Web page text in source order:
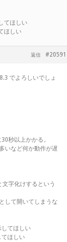
てほしい
ほしい
#20591
返信
でよろしいでしょ
秒以上かかる。
いなど何か動作が遅
字化けするという
して開いてしまうな
てほしい
てほしい